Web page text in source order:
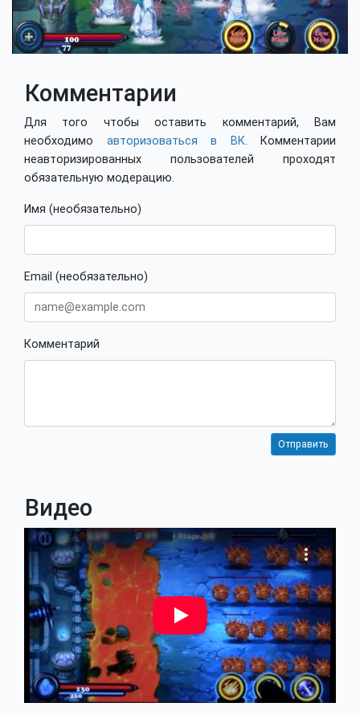
Комментарии
Для того чтобы оставить комментарий, Вам
необходимо авторизоваться в ВК. Комментарии
неавторизированных пользователей проходят
обязательную модерацию.
Имя (необязательно)
Email (необязательно)
Комментарий
Видео